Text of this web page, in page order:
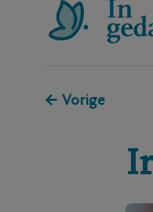
← Vorige